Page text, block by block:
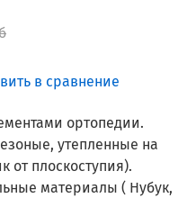
в сравнение
ортопедии.
утепленные на
от плоскоступия).
материалы ( Нубук,